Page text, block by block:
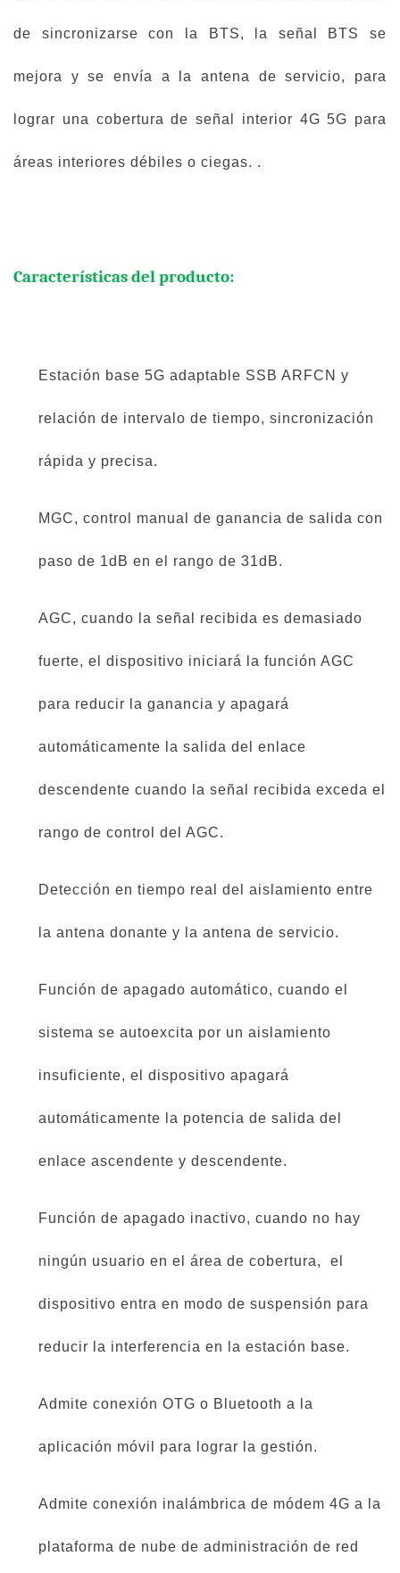
de sincronizarse con la BTS, la señal BTS se
mejora y se envía a la antena de servicio, para
lograr una cobertura de señal interior 4G 5G para
áreas interiores débiles o ciegas. .
Características del producto:
Estación base 5G adaptable SSB ARFCN y
relación de intervalo de tiempo, sincronización
rápida y precisa.
MGC, control manual de ganancia de salida con
paso de 1dB en el rango de 31dB.
AGC, cuando la señal recibida es demasiado
fuerte, el dispositivo iniciará la función AGC
para reducir la ganancia y apagará
automáticamente la salida del enlace
descendente cuando la señal recibida exceda el
rango de control del AGC.
Detección en tiempo real del aislamiento entre
la antena donante y la antena de servicio.
Función de apagado automático, cuando el
sistema se autoexcita por un aislamiento
insuficiente, el dispositivo apagará
automáticamente la potencia de salida del
enlace ascendente y descendente.
Función de apagado inactivo, cuando no hay
ningún usuario en el área de cobertura, el
dispositivo entra en modo de suspensión para
reducir la interferencia en la estación base.
Admite conexión OTG o Bluetooth a la
aplicación móvil para lograr la gestión.
Admite conexión inalámbrica de módem 4G a la
plataforma de nube de administración de red